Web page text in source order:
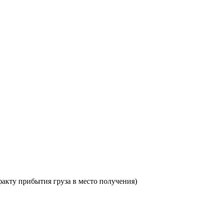
прибытия груза в место получения)